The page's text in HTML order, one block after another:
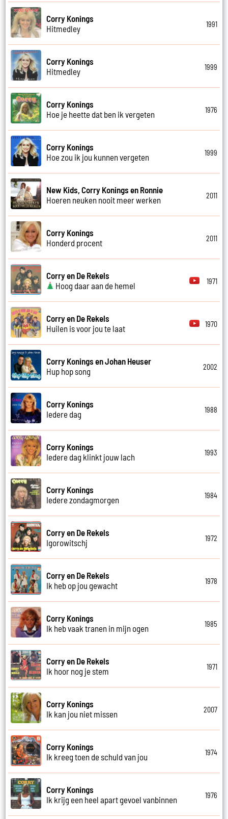
Corry Konings
Hitmedley
1991
Corry Konings
Hitmedley
1999
Corry Konings
Hoe je heette dat ben ik vergeten
1976
Corry Konings
Hoe zou ik jou kunnen vergeten
1999
New Kids, Corry Konings en Ronnie
Hoeren neuken nooit meer werken
2011
Corry Konings
Honderd procent
2011
Corry en De Rekels
Hoog daar aan de hemel
1971
Corry en De Rekels
Huilen is voor jou te laat
1970
Corry Konings en Johan Heuser
Hup hop song
2002
Corry Konings
Iedere dag
1988
Corry Konings
Iedere dag klinkt jouw lach
1993
Corry Konings
Iedere zondagmorgen
1984
Corry en De Rekels
Igorowitschj
1972
Corry en De Rekels
Ik heb op jou gewacht
1978
Corry Konings
Ik heb vaak tranen in mijn ogen
1985
Corry en De Rekels
Ik hoor nog je stem
1971
Corry Konings
Ik kan jou niet missen
2007
Corry Konings
Ik kreeg toen de schuld van jou
1974
Corry Konings
Ik krijg een heel apart gevoel vanbinnen
1976